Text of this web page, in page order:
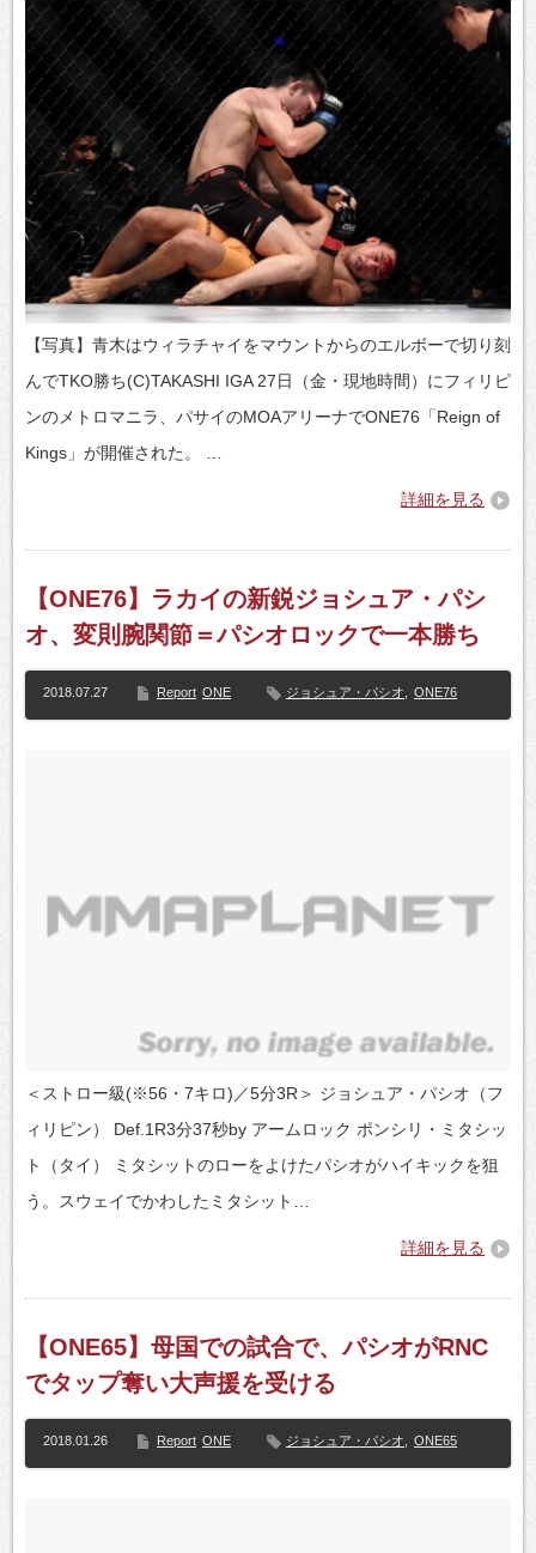
【写真】青木はウィラチャイをマウントからのエルボーで切り刻
んでTKO勝ち(C)TAKASHI IGA 27日（金・現地時間）にフィリピ
ンのメトロマニラ、パサイのMOAアリーナでONE76「Reign of
Kings」が開催された。 …
詳細を見る
【ONE76】ラカイの新鋭ジョシュア・パシ
オ、変則腕関節＝パシオロックで一本勝ち
2018.07.27 Report ONE ジョシュア・パシオ ONE76
＜ストロー級(※56・7キロ)／5分3R＞ ジョシュア・パシオ（フ
ィリピン） Def.1R3分37秒by アームロック ポンシリ・ミタシッ
ト（タイ） ミタシットのローをよけたパシオがハイキックを狙
う。スウェイでかわしたミタシット…
詳細を見る
【ONE65】母国での試合で、パシオがRNC
でタップ奪い大声援を受ける
2018.01.26 Report ONE ジョシュア・パシオ ONE65